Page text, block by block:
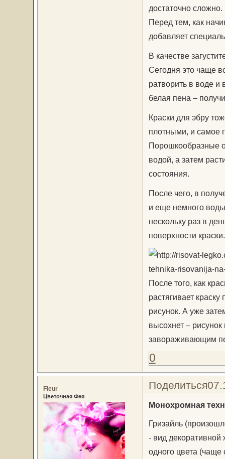
достаточно
Перед тем, как
добавляет
В качестве
Сегодня это чаще
ратворить в воде и
белая пена –
Краски для эбру
плотными, и самое
Порошкообразные
водой, а затем
состояния.
После чего, в
и еще немного
нескольку раз в
поверхности краски.
После того, как
растягивает
рисунок. А уже
высохнет – рисунок
завораживающим
0
Поделиться
Fleur
Цветочная Фея
Монохромная
Гризайль
- вид декоративной
одного цвета (чаще